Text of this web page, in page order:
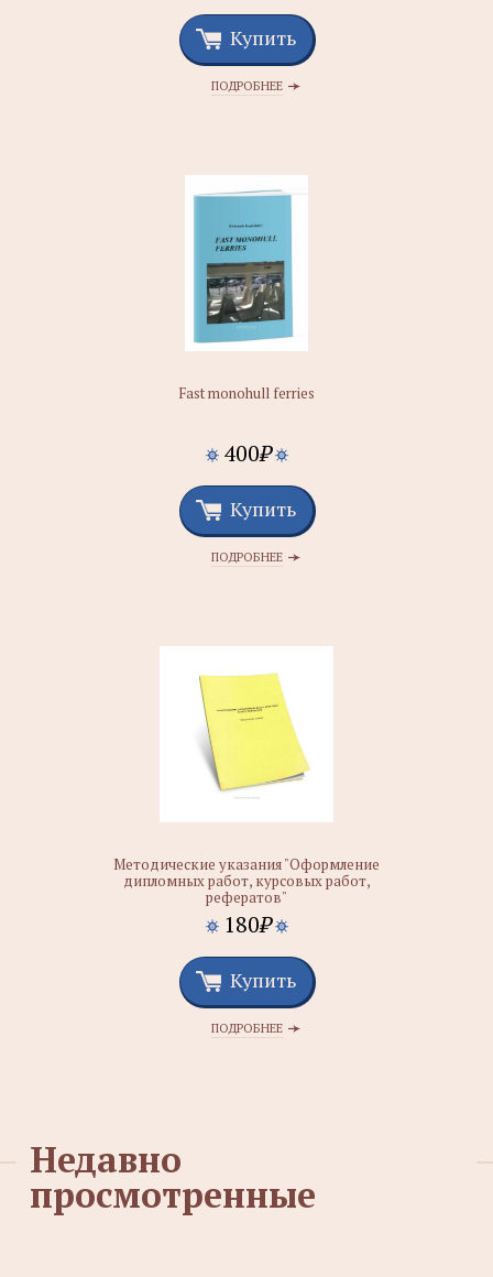
Купить
ПОДРОБНЕЕ
Fast monohull ferries
400₽
Купить
ПОДРОБНЕЕ
Методические указания "Оформление
дипломных работ, курсовых работ,
рефератов"
180₽
Купить
ПОДРОБНЕЕ
Недавно
просмотренные